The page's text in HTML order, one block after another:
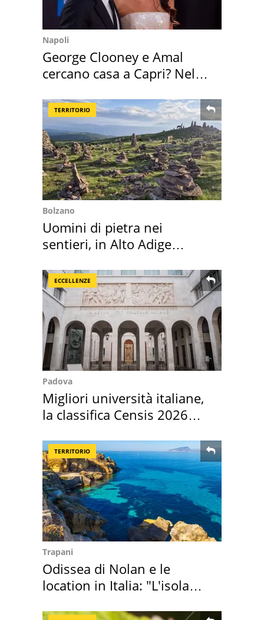
Napoli
George Clooney e Amal
cercano casa a Capri? Nel
TERRITORIO
Bolzano
Uomini di pietra nei
sentieri, in Alto Adige
ECCELLENZE
Padova
Migliori università italiane,
la classifica Censis 2026
TERRITORIO
Trapani
Odissea di Nolan e le
location in Italia: "L'isola